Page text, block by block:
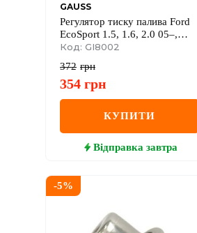
GAUSS
Регулятор тиску палива Ford
EcoSport 1.5, 1.6, 2.0 05–,
Mondeo II 2.0 96–, Ford USA,
Код: GI8002
372 грн
354 грн
КУПИТИ
Відправка завтра
-5%